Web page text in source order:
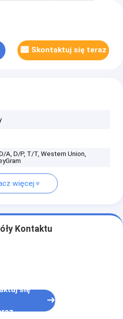
Skontaktuj się teraz
A, D/P, T/T, Western Union,
więcej
Kontaktu
się